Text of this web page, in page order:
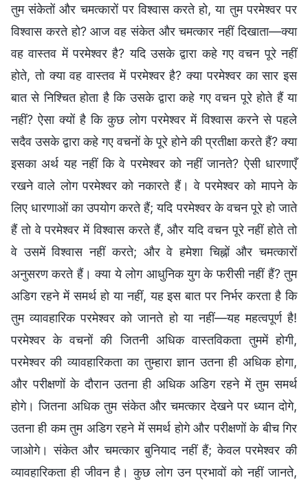
तुम संकेतों और चमत्कारों पर विश्वास करते हो, या तुम परमेश्वर पर
विश्वास करते हो? आज वह संकेत और चमत्कार नहीं दिखाता—क्या
वह वास्तव में परमेश्वर है? यदि उसके द्वारा कहे गए वचन पूरे नहीं
होते, तो क्या वह वास्तव में परमेश्वर है? क्या परमेश्वर का सार इस
बात से निश्चित होता है कि उसके द्वारा कहे गए वचन पूरे होते हैं या
नहीं? ऐसा क्यों है कि कुछ लोग परमेश्वर में विश्वास करने से पहले
सदैव उसके द्वारा कहे गए वचनों के पूरे होने की प्रतीक्षा करते हैं? क्या
इसका अर्थ यह नहीं कि वे परमेश्वर को नहीं जानते? ऐसी धारणाएँ
रखने वाले लोग परमेश्वर को नकारते हैं। वे परमेश्वर को मापने के
लिए धारणाओं का उपयोग करते हैं; यदि परमेश्वर के वचन पूरे हो जाते
हैं तो वे परमेश्वर में विश्वास करते हैं, और यदि वचन पूरे नहीं होते तो
वे उसमें विश्वास नहीं करते; और वे हमेशा चिह्नों और चमत्कारों
अनुसरण करते हैं। क्या ये लोग आधुनिक युग के फरीसी नहीं हैं? तुम
अडिग रहने में समर्थ हो या नहीं, यह इस बात पर निर्भर करता है कि
तुम व्यावहारिक परमेश्वर को जानते हो या नहीं—यह महत्वपूर्ण है!
परमेश्वर के वचनों की जितनी अधिक वास्तविकता तुममें होगी,
परमेश्वर की व्यावहारिकता का तुम्हारा ज्ञान उतना ही अधिक होगा,
और परीक्षणों के दौरान उतना ही अधिक अडिग रहने में तुम समर्थ
होगे। जितना अधिक तुम संकेत और चमत्कार देखने पर ध्यान दोगे,
उतना ही कम तुम अडिग रहने में समर्थ होगे और परीक्षणों के बीच गिर
जाओगे। संकेत और चमत्कार बुनियाद नहीं हैं; केवल परमेश्वर की
व्यावहारिकता ही जीवन है। कुछ लोग उन प्रभावों को नहीं जानते,